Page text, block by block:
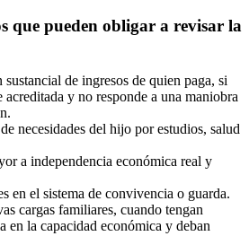
que pueden obligar a revisar la
de ingresos de quien paga, si
acreditada y no responde a una maniobra
necesidades del hijo por estudios, salud
a independencia económica real y
en el sistema de convivencia o guarda.
cargas familiares, cuando tengan
en la capacidad económica y deban